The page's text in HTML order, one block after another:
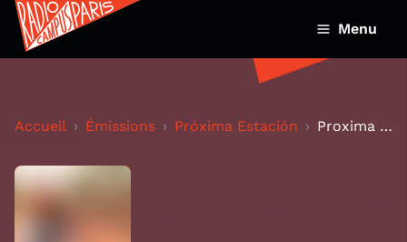
Menu
Accueil Émissions Próxima Estación Proxima Estacion présente Africolor (Festival noma...